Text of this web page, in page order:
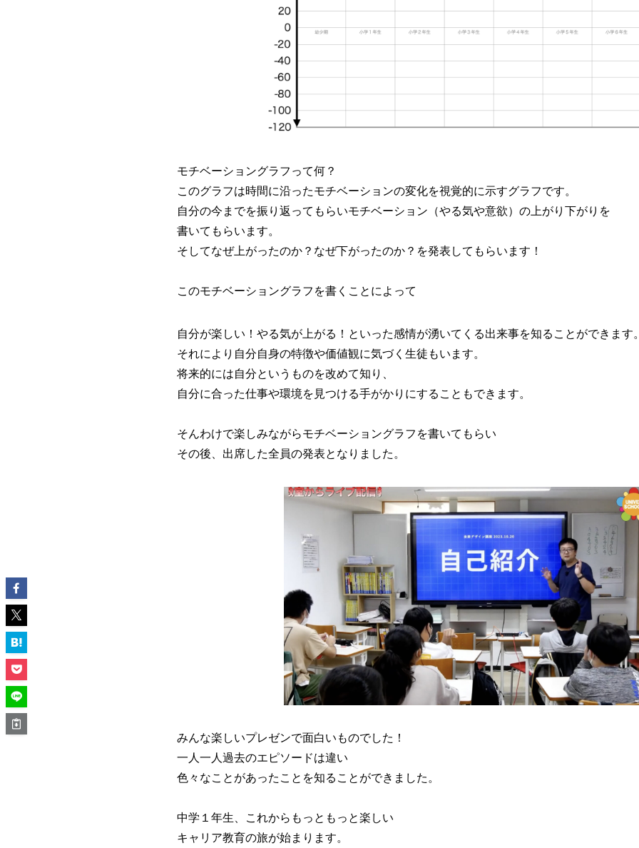
モチベーショングラフって何？
このグラフは時間に沿ったモチベーションの変化を視覚的に示すグラフです。
自分の今までを振り返ってもらいモチベーション（やる気や意欲）の上がり下がりを
書いてもらいます。
そしてなぜ上がったのか？なぜ下がったのか？を発表してもらいます！
このモチベーショングラフを書くことによって
自分が楽しい！やる気が上がる！といった感情が湧いてくる出来事を知ることができます
それにより自分自身の特徴や価値観に気づく生徒もいます。
将来的には自分というものを改めて知り、
自分に合った仕事や環境を見つける手がかりにすることもできます。
そんわけで楽しみながらモチベーショングラフを書いてもらい
その後、出席した全員の発表となりました。
みんな楽しいプレゼンで面白いものでした！
一人一人過去のエピソードは違い
色々なことがあったことを知ることができました。
中学１年生、これからもっともっと楽しい
キャリア教育の旅が始まります。